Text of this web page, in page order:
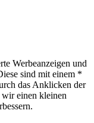
Werbeanzeigen und
sind mit einem *
das Anklicken der
einen kleinen